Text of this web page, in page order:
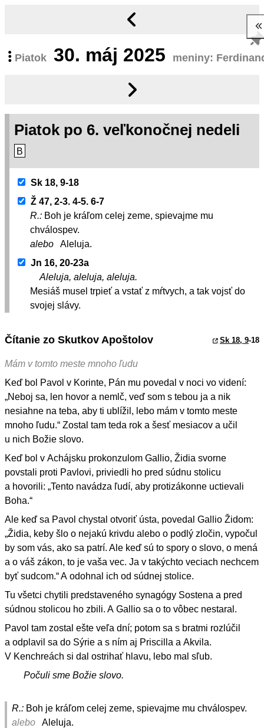
Piatok 30. máj 2025 meniny:
Piatok po 6. veľkonočnej nedeli
B
Sk 18, 9-18
Ž 47, 2-3. 4-5. 6-7
R.: Boh je kráľom celej zeme, spievajme mu
chválospev.
alebo
Aleluja.
Jn 16, 20-23a
Aleluja, aleluja, aleluja.
Mesiáš musel trpieť a vstať z mŕtvych, a tak vojsť do
svojej slávy.
Čítanie zo Skutkov Apoštolov Sk 18, 9-18
Mám v tomto meste mnoho ľudu
Keď bol Pavol v Korinte, Pán mu povedal v noci vo videní:
„Neboj sa, len hovor a nemlč, veď som s tebou ja a nik
nesiahne na teba, aby ti ublížil, lebo mám v tomto meste
mnoho ľudu.“ Zostal tam teda rok a šesť mesiacov a učil
u nich Božie slovo.
Keď bol v Achájsku prokonzulom Gallio, Židia svorne
povstali proti Pavlovi, priviedli ho pred súdnu stolicu
a hovorili: „Tento navádza ľudí, aby protizákonne uctievali
Boha.“
Ale keď sa Pavol chystal otvoriť ústa, povedal Gallio Židom:
„Židia, keby šlo o nejakú krivdu alebo o podlý zločin, vypočul
by som vás, ako sa patrí. Ale keď sú to spory o slovo, o mená
a o váš zákon, to je vaša vec. Ja v takýchto veciach nechcem
byť sudcom.“ A odohnal ich od súdnej stolice.
Tu všetci chytili predstaveného synagógy Sostena a pred
súdnou stolicou ho zbili. A Gallio sa o to vôbec nestaral.
Pavol tam zostal ešte veľa dní; potom sa s bratmi rozlúčil
a odplavil sa do Sýrie a s ním aj Priscilla a Akvila.
V Kenchreách si dal ostrihať hlavu, lebo mal sľub.
Počuli sme Božie slovo.
R.: Boh je kráľom celej zeme, spievajme mu chválospev.
alebo
Aleluja.